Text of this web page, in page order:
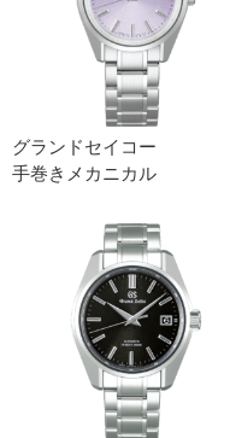
グランドセイコー
手巻きメカニカル